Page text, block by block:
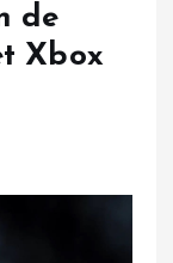
de
Xbox